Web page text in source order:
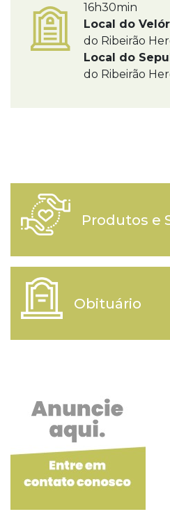
16h30min
Local do
do Ribeirão
Local do
do Ribeirão
Produtos e
Obituário